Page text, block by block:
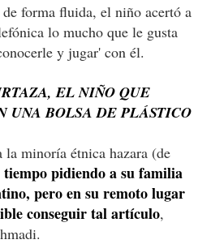
forma fluida, el niño acertó a
lo mucho que le gusta
y jugar' con él.
EL NIÑO QUE
UNA BOLSA DE PLÁSTICO
la minoría étnica hazara (de
tiempo pidiendo a su familia
pero en su remoto lugar
conseguir tal artículo,